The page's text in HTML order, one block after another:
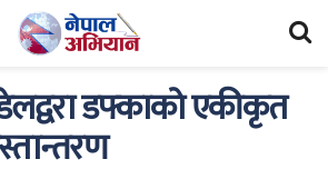
डफ्काकाे एकीकृत